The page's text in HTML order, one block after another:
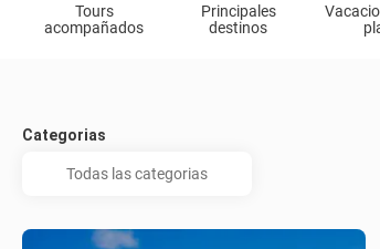
Tours
acompañados
Principales
destinos
Categorias